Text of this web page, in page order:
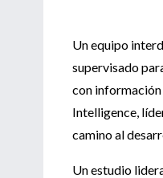
Un equipo
supervisado
con
Intelligence,
camino al
Un estudio